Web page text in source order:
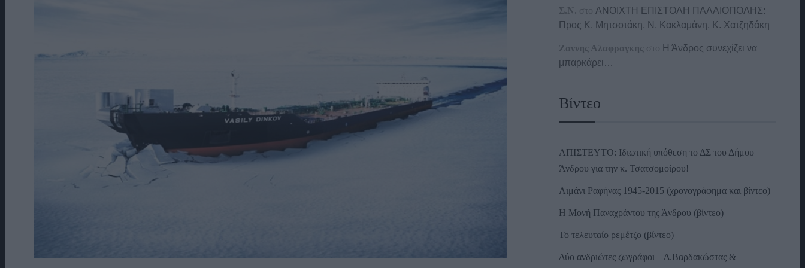
Σ.Ν. στοΑΝΟΙΧΤΗ ΕΠΙΣΤΟΛΗ ΠΑΛΑΙΟΠΟΛΗΣ:
Προς K. Μητσοτάκη, N. Κακλαμάνη, K. Χατζηδάκη
Ζαννης Αλαφραγκης στο Η Άνδρος συνεχίζει να
μπαρκάρει…
Βίντεο
ΑΠΙΣΤΕΥΤΟ: Ιδιωτική υπόθεση το ΔΣ του Δήμου
Άνδρου για την κ. Τσατσομοίρου!
Λιμάνι Ραφήνας 1945-2015 (χρονογράφημα και βίντεο)
Η Μονή Παναχράντου της Άνδρου (βίντεο)
Το τελευταίο ρεμέτζο (βίντεο)
Δύο ανδριώτες ζωγράφοι – Δ.Βαρδακώστας &